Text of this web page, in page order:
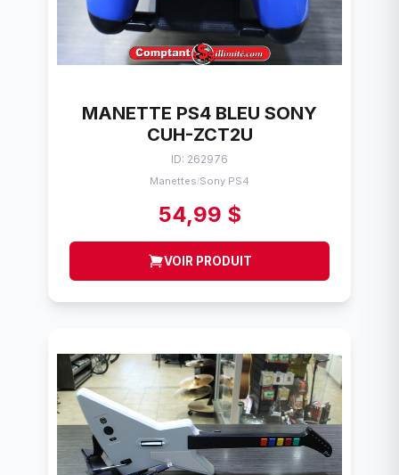
MANETTE PS4 BLEU SONY
CUH-ZCT2U
ID: 262976
Manettes/Sony PS4
54,99 $
VOIR PRODUIT